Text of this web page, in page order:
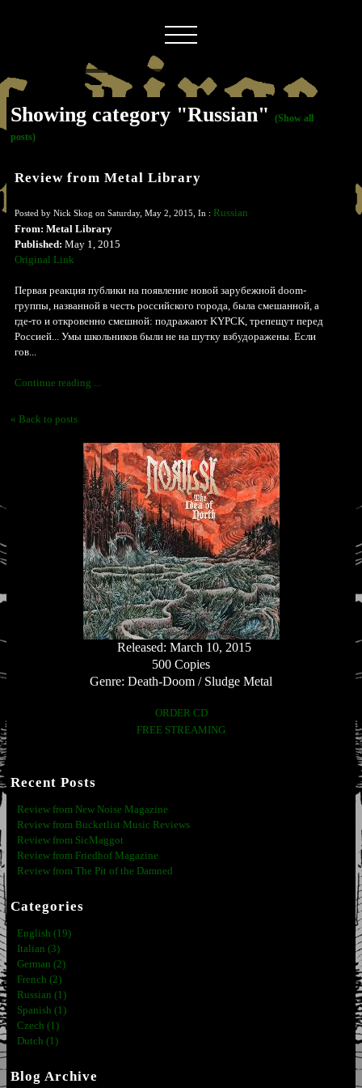
Showing category "Russian"
(Show all
posts)
Review from Metal Library
Posted by Nick Skog on Saturday, May 2, 2015, In : Russian
From: Metal Library
Published: May 1, 2015
Original Link
Первая реакция публики на появление новой зарубежной doom-
группы, названной в честь российского города, была смешанной, а
где-то и откровенно смешной: подражают KYPCK, трепещут перед
Россией... Умы школьников были не на шутку взбудоражены. Если
гов...
Continue reading ...
« Back to posts
Released: March 10, 2015
500 Copies
Genre: Death-Doom / Sludge Metal
ORDER CD
FREE STREAMING
Recent Posts
Review from New Noise Magazine
Review from Bucketlist Music Reviews
Review from SicMaggot
Review from Friedhof Magazine
Review from The Pit of the Damned
Categories
English (19)
Italian (3)
German (2)
French (2)
Russian (1)
Spanish (1)
Czech (1)
Dutch (1)
Blog Archive